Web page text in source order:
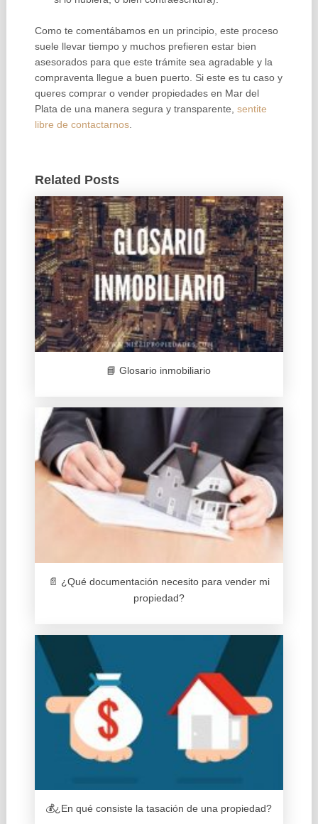
Como te comentábamos en un principio, este proceso
suele llevar tiempo y muchos prefieren estar bien
asesorados para que este trámite sea agradable y la
compraventa llegue a buen puerto. Si este es tu caso y
queres comprar o vender propiedades en Mar del
Plata de una manera segura y transparente, sentite
libre de contactarnos.
Related Posts
📘 Glosario inmobiliario
📄 ¿Qué documentación necesito para vender mi
propiedad?
💰¿En qué consiste la tasación de una propiedad?